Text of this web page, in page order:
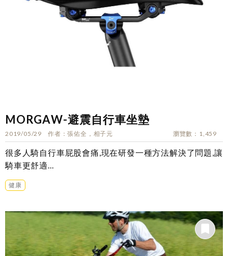
MORGAW-避震自行車坐墊
2019/05/29 作者 張佑全，相子元 瀏覽數 1,459
很多人騎自行車屁股會痛,現在研發一種方法解決了問題,讓
騎車更舒適...
健康